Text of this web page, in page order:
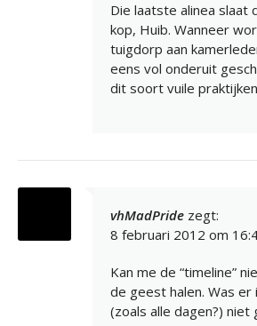
Die laatste alinea slaat
kop, Huib. Wanneer
tuigdorp aan
eens vol onderuit
dit soort vuile
vhMadPride zegt:
8 februari 2012 om
Kan me de “timeline”
de geest halen. Was er
(zoals alle dagen?) niet